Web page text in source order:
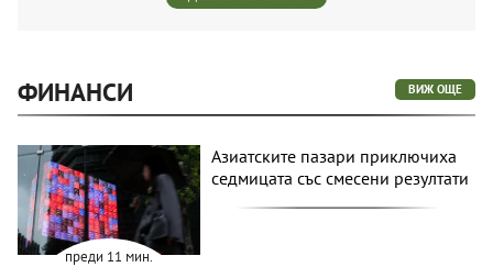
ФИНАНСИ ВИЖ ОЩЕ
преди 11 мин.
Азиатските пазари приключиха
седмицата със смесени резултати